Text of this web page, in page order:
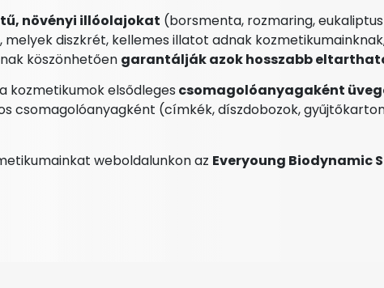
növényi illóolajokat (borsmenta, rozmaring,
diszkrét, kellemes illatot adnak
köszönhetően garantálják azok hosszabb
kozmetikumok elsődleges csomagolóanyagaként
csomagolóanyagként (címkék, díszdobozok,
weboldalunkon az Everyoung Biodynamic